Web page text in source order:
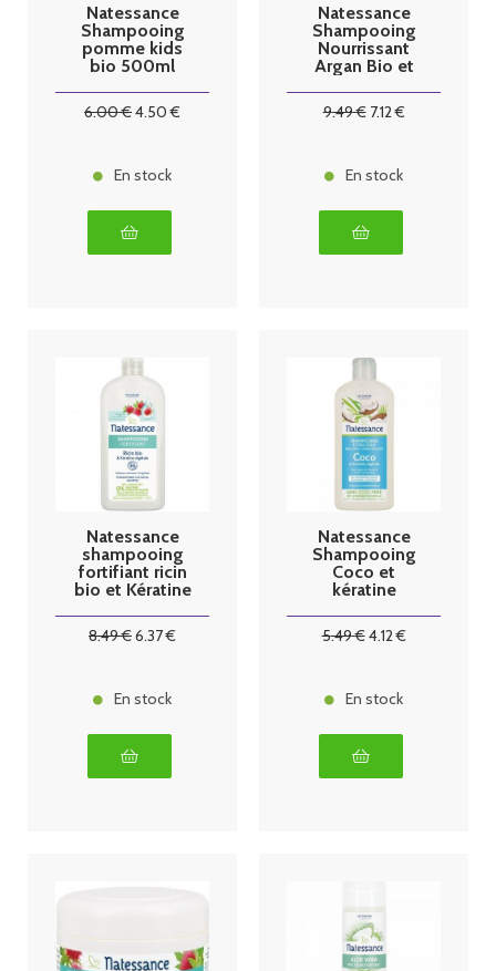
Natessance
Shampooing
pomme kids
bio 500ml
6.00€4.50 €
En stock
Natessance
Shampooing
Nourrissant
Argan Bio et
9.49€ 7.12€
En stock
Natessance
shampooing
fortifiant ricin
bio et Kératine
8.49€6.37€
En stock
Natessance
Shampooing
Coco et
kératine
5.49€4.12€
En stock